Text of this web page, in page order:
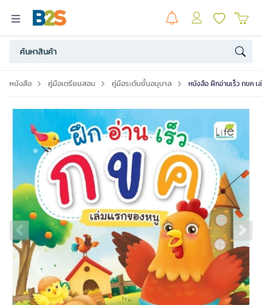
หนังสือ คู่มือเตรียมสอบ คู่มือระดับชั้นอนุบาล หนังสือ ฝึกอ่านเร็ว กขค
Previous slide